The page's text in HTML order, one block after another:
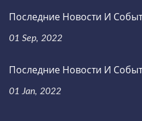
Последние Новости И
01 Sep, 2022
Последние Новости И
01 Jan, 2022